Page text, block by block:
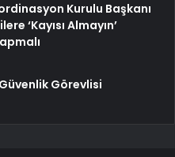
Kurulu Başkanı
‘Kayısı Almayın’
Görevlisi